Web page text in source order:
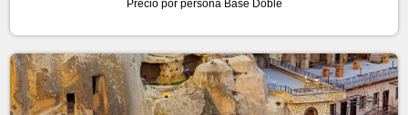
Precio por persona Base Doble